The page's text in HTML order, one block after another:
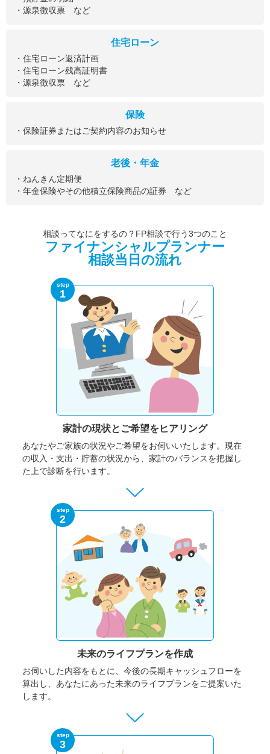
・源泉徴収票 など
住宅ローン
・住宅ローン返済計画
・住宅ローン残高証明書
・源泉徴収票 など
保険
・保険証券またはご契約内容のお知らせ
老後・年金
・ねんきん定期便
・年金保険やその他積立保険商品の証券 など
相談ってなにをするの？FP相談で行う3つのこと
ファイナンシャルプランナー
相談当日の流れ
step
1
家計の現状と ご希望をヒアリング
あなたやご家族の状況やご希望をお伺いいたします。 現在
の収入・支出・貯蓄の状況から、家計のバランスを把握し
た上で診断を行います。
step
2
未来のライフプランを作成
お伺いした内容をもとに、今後の長期キャッシュフローを
算出し、あなたにあった未来のライフプランをご提案いた
します。
step
3